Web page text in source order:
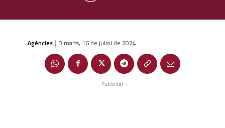
Agències | Dimarts, 16 de juliol de 2024
- Publicitat -